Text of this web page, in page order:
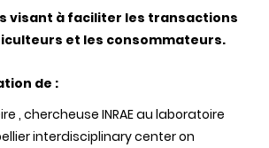
visant à faciliter les transactions
et les consommateurs.
de :
, chercheuse INRAE au laboratoire
interdisciplinary center on